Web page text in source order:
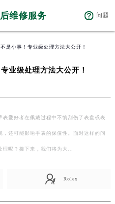
维修服务 问题
是小事！专业级处理方法大公开！
业级处理方法大公开！
表爱好者在佩戴过程中不慎刮伤了表盘或表
，还可能影响手表的保值性。面对这样的问
理呢？接下来，我们将为大…
Rolex